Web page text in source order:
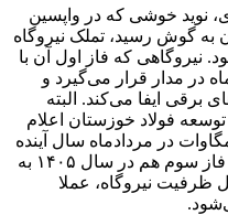
نوید خوشی که در واپسین
خوزستان به گوش رسید، تملک نیروگاه
نیروگاهی که فاز اول آن با
ماه در مدار قرار می‌گیرد و
ایفا می‌کند‌. البته
فولاد خوزستان اعلام
است، فاز دوم با ظرفیت‌ ۱۸۰ مگاوات در مردادماه سال آینده
یعنی اوج مصرف وارد مدار می‌شود. فاز سوم هم در سال ۱۴۰۵ به
ظرفیت نیروگاه، عملا